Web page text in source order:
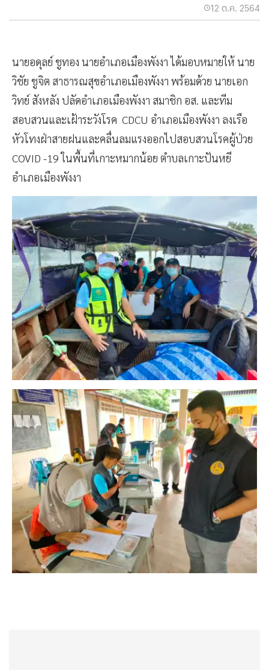
12 ต.ค. 2564
นายอดุลย์ ชูทอง นายอำเภอเมืองพังงา ได้มอบหมายให้ นาย
วิชัย ชูจิต สาธารณสุขอำเภอเมืองพังงา พร้อมด้วย นายเอก
วิทย์ สังหลัง ปลัดอำเภอเมืองพังงา สมาชิก อส. และทีม
สอบสวนและเฝ้าระวังโรค CDCU อำเภอเมืองพังงา ลงเรือ
หัวโทงฝ่าสายฝนและคลื่นลมแรงออกไปสอบสวนโรคผู้ป่วย
COVID -19 ในพื้นที่เกาะหมากน้อย ตำบลเกาะปันหยี
อำเภอเมืองพังงา